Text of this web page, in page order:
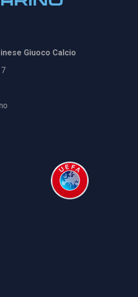
Giuoco Calcio